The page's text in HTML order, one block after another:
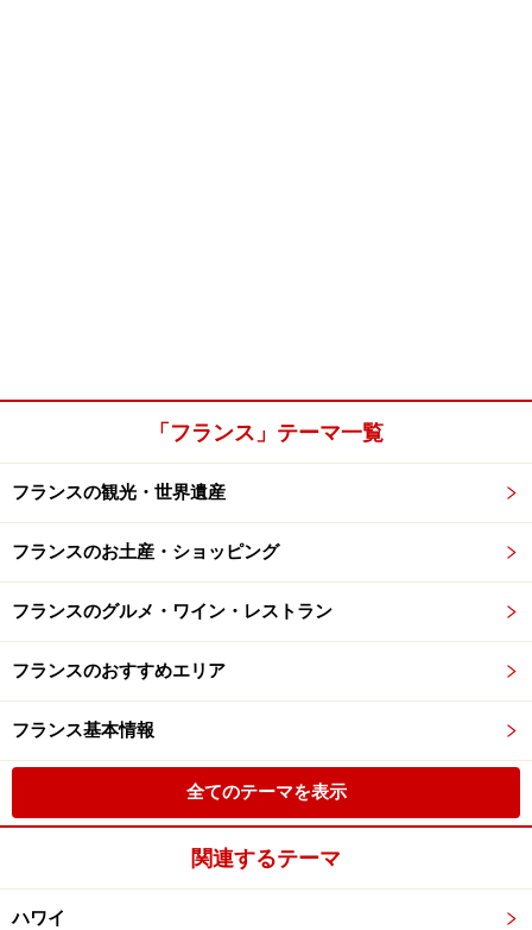
「フランス」テーマ一覧
フランスの観光・世界遺産
フランスのお土産・ショッピング
フランスのグルメ・ワイン・レストラン
フランスのおすすめエリア
フランス基本情報
全てのテーマを表示
関連するテーマ
ハワイ